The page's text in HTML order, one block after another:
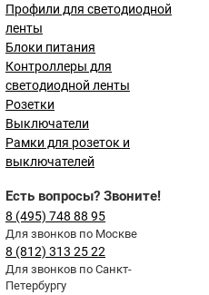
Профили для светодиодной
ленты
Блоки питания
Контроллеры для
светодиодной ленты
Розетки
Выключатели
Рамки для розеток и
выключателей
Есть вопросы? Звоните!
8 (495) 748 88 95
Для звонков по Москве
8 (812) 313 25 22
Для звонков по Санкт-
Петербургу